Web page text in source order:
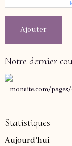
Ajouter
Notre dernier
Statistiques
Aujourd'hui